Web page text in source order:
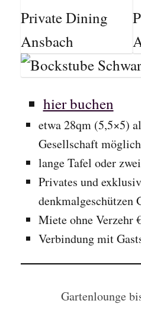
hier buchen
etwa 28qm (5,5×5)
Gesellschaft
lange Tafel oder
Privates und
denkmalgeschützen
Miete ohne Verzehr
Verbindung mit
Gartenlounge